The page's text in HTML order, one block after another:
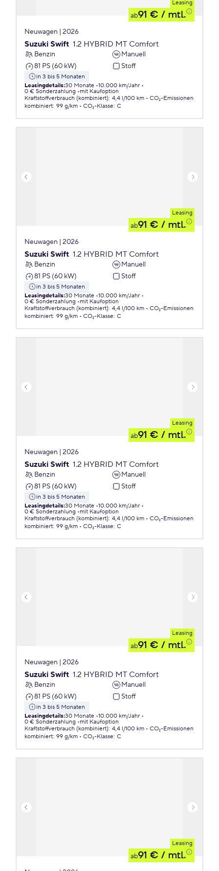
Leasing
ab91 € / mtl.
Neuwagen | 2026
Suzuki Swift 1.2 HYBRID MT Comfort
Benzin
Manuell
81 PS (60 kW)
Stoff
in 3 bis 5 Monaten
Leasingdetails:30 Monate 10.000 km/Jahr
0 € Sonderzahlung
mit Kaufoption
Kraftstoffverbrauch (kombiniert): 4,4 l/100 km
CO₂-Emissionen
kombiniert: 99 g/km CO₂-Klasse: C
Leasing
ab91 € / mtl.
Neuwagen | 2026
Suzuki Swift 1.2 HYBRID MT Comfort
Benzin
Manuell
81 PS (60 kW)
Stoff
in 3 bis 5 Monaten
Leasingdetails:30 Monate 10.000 km/Jahr
0 € Sonderzahlung
mit Kaufoption
Kraftstoffverbrauch (kombiniert): 4,4 l/100 km
CO₂-Emissionen
kombiniert: 99 g/km CO₂-Klasse: C
Leasing
ab91 € / mtl.
Neuwagen | 2026
Suzuki Swift 1.2 HYBRID MT Comfort
Benzin
Manuell
81 PS (60 kW)
Stoff
in 3 bis 5 Monaten
Leasingdetails:30 Monate 10.000 km/Jahr
0 € Sonderzahlung
mit Kaufoption
Kraftstoffverbrauch (kombiniert): 4,4 l/100 km
CO₂-Emissionen
kombiniert: 99 g/km CO₂-Klasse: C
Leasing
ab91 € / mtl.
Neuwagen | 2026
Suzuki Swift 1.2 HYBRID MT Comfort
Benzin
Manuell
81 PS (60 kW)
Stoff
in 3 bis 5 Monaten
Leasingdetails:30 Monate 10.000 km/Jahr
0 € Sonderzahlung
mit Kaufoption
Kraftstoffverbrauch (kombiniert): 4,4 l/100 km
CO₂-Emissionen
kombiniert: 99 g/km CO₂-Klasse: C
Leasing
ab91 € / mtl.